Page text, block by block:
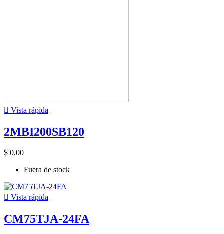
 Vista rápida
2MBI200SB120
$ 0,00
Fuera de stock
 Vista rápida
CM75TJA-24FA